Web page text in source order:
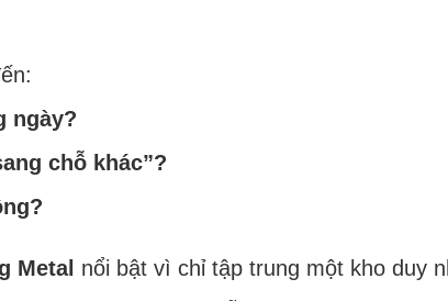
ngày?
chỗ khác”?
Metal nổi bật vì chỉ tập trung một kho duy